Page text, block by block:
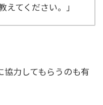
てください。」
力してもらうのも有